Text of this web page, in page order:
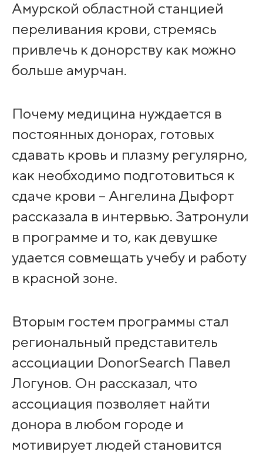
Амурской областной станцией
переливания крови, стремясь
привлечь к донорству как можно
больше амурчан.
Почему медицина нуждается в
постоянных донорах, готовых
сдавать кровь и плазму регулярно,
как необходимо подготовиться к
сдаче крови – Ангелина Дыфорт
рассказала в интервью. Затронули
в программе и то, как девушке
удается совмещать учебу и работу
в красной зоне.
Вторым гостем программы стал
региональный представитель
ассоциации DonorSearch Павел
Логунов. Он рассказал, что
ассоциация позволяет найти
донора в любом городе и
мотивирует людей становится